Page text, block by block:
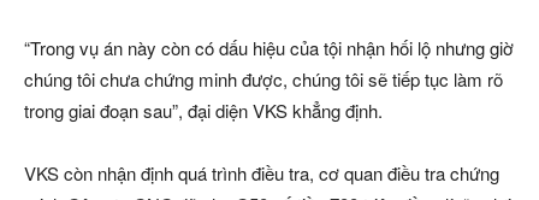
“Trong vụ án này còn có dấu hiệu của tội nhận hối lộ nhưng giờ
chúng tôi chưa chứng minh được, chúng tôi sẽ tiếp tục làm rõ
trong giai đoạn sau”, đại diện VKS khẳng định.
VKS còn nhận định quá trình điều tra, cơ quan điều tra chứng